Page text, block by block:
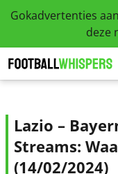
Gokadvertenties
deze
Lazio –
Streams:
(14/02/2024)